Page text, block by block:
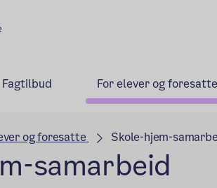
Fagtilbud For elever og foresatte
og foresatte Skole-hjem-
samarbeid